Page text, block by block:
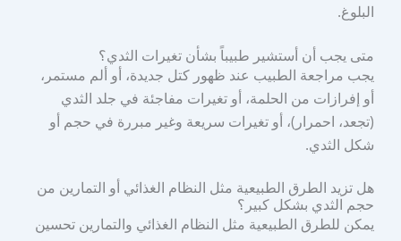
البلوغ.
متى يجب أن أستشير طبيباً بشأن تغيرات الثدي؟
يجب مراجعة الطبيب عند ظهور كتل جديدة، أو ألم مستمر،
أو إفرازات من الحلمة، أو تغيرات مفاجئة في جلد الثدي
(تجعد، احمرار)، أو تغيرات سريعة وغير مبررة في حجم أو
شكل الثدي.
هل تزيد الطرق الطبيعية مثل النظام الغذائي أو التمارين من
حجم الثدي بشكل كبير؟
يمكن للطرق الطبيعية مثل النظام الغذائي والتمارين تحسين